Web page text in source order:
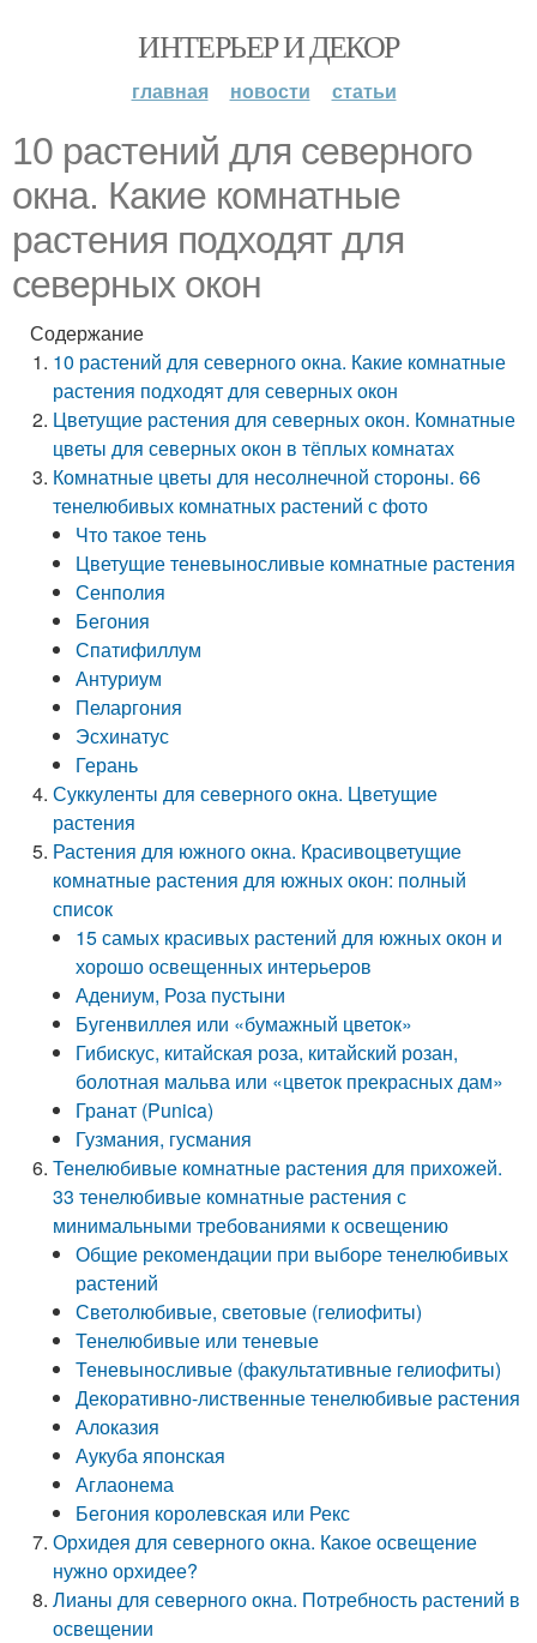
ИНТЕРЬЕР И ДЕКОР
главная новости статьи
10 растений для северного
окна. Какие комнатные
растения подходят для
северных окон
Содержание
10 растений для северного окна. Какие комнатные
растения подходят для северных окон
Цветущие растения для северных окон. Комнатные
цветы для северных окон в тёплых комнатах
Комнатные цветы для несолнечной стороны. 66
тенелюбивых комнатных растений с фото
Что такое тень
Цветущие теневыносливые комнатные растения
Сенполия
Бегония
Спатифиллум
Антуриум
Пеларгония
Эсхинатус
Герань
Суккуленты для северного окна. Цветущие
растения
Растения для южного окна. Красивоцветущие
комнатные растения для южных окон: полный
список
15 самых красивых растений для южных окон и
хорошо освещенных интерьеров
Адениум, Роза пустыни
Бугенвиллея или «бумажный цветок»
Гибискус, китайская роза, китайский розан,
болотная мальва или «цветок прекрасных дам»
Гранат (Punica)
Гузмания, гусмания
Тенелюбивые комнатные растения для прихожей.
33 тенелюбивые комнатные растения с
минимальными требованиями к освещению
Общие рекомендации при выборе тенелюбивых
растений
Светолюбивые, световые (гелиофиты)
Тенелюбивые или теневые
Теневыносливые (факультативные гелиофиты)
Декоративно-лиственные тенелюбивые растения
Алоказия
Аукуба японская
Аглаонема
Бегония королевская или Рекс
Орхидея для северного окна. Какое освещение
нужно орхидее?
Лианы для северного окна. Потребность растений в
освещении